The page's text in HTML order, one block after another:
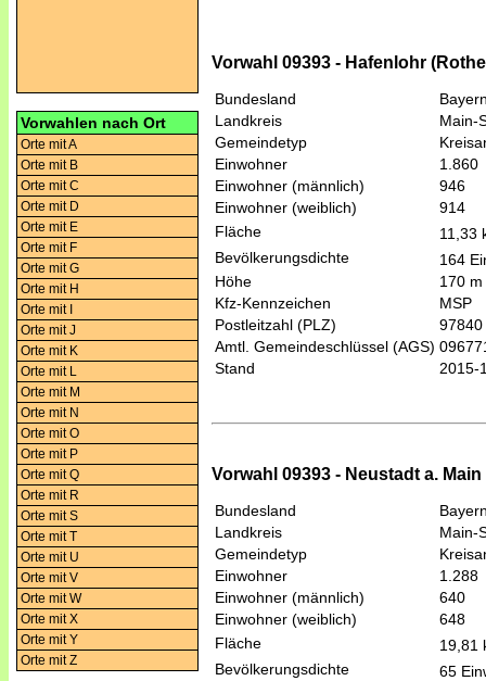
Vorwahlen nach Ort
Orte mit A
Orte mit B
Orte mit C
Orte mit D
Orte mit E
Orte mit F
Orte mit G
Orte mit H
Orte mit I
Orte mit J
Orte mit K
Orte mit L
Orte mit M
Orte mit N
Orte mit O
Orte mit P
Orte mit Q
Orte mit R
Orte mit S
Orte mit T
Orte mit U
Orte mit V
Orte mit W
Orte mit X
Orte mit Y
Orte mit Z
Vorwahl 09393 - Hafenlohr
Bundesland
Landkreis
Main-
Gemeindetyp
Einwohner
1.860
Einwohner (männlich)
946
Einwohner (weiblich)
914
Fläche
11,33
Bevölkerungsdichte
164
Höhe
170
Kfz-Kennzeichen
MSP
Postleitzahl (PLZ)
97840
Amtl. Gemeindeschlüssel (AGS)
Stand
2015-
Vorwahl 09393 - Neustadt a.
Bundesland
Landkreis
Main-
Gemeindetyp
Einwohner
1.288
Einwohner (männlich)
640
Einwohner (weiblich)
648
Fläche
19,81
Bevölkerungsdichte
65